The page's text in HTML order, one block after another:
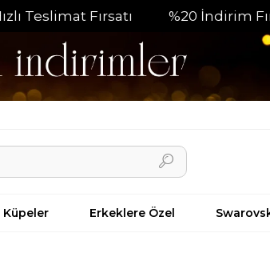
%20 İndirim Fırsatı
Erkeklere Özel